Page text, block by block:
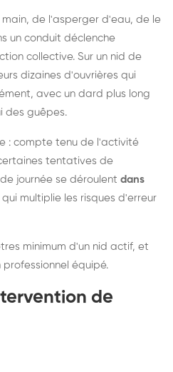
main, de l'asperger d'eau, de le
un conduit déclenche
collective. Sur un nid de
dizaines d'ouvrières qui
avec un dard plus long
des guêpes.
: compte tenu de l'activité
tentatives de
journée se déroulent dans
qui multiplie les risques d'erreur
minimum d'un nid actif, et
professionnel équipé.
de